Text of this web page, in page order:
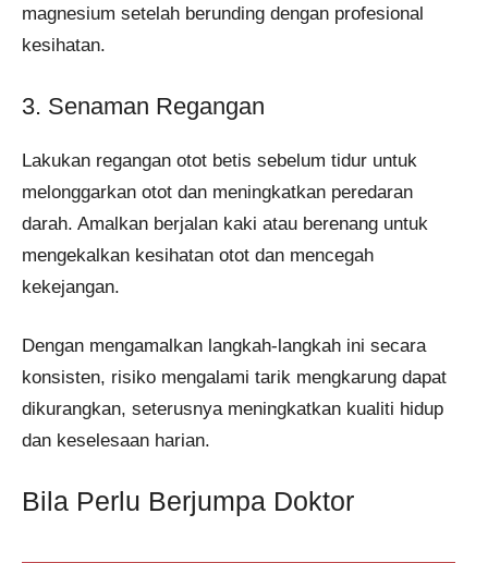
magnesium setelah berunding dengan profesional
kesihatan.
3. Senaman Regangan
Lakukan regangan otot betis sebelum tidur untuk
melonggarkan otot dan meningkatkan peredaran
darah. Amalkan berjalan kaki atau berenang untuk
mengekalkan kesihatan otot dan mencegah
kekejangan.
Dengan mengamalkan langkah-langkah ini secara
konsisten, risiko mengalami tarik mengkarung dapat
dikurangkan, seterusnya meningkatkan kualiti hidup
dan keselesaan harian.
Bila Perlu Berjumpa Doktor